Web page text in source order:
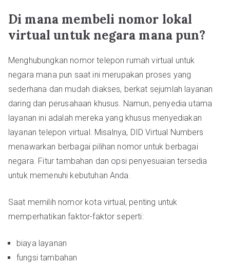
Di mana membeli nomor lokal
virtual untuk negara mana pun?
Menghubungkan nomor telepon rumah virtual untuk
negara mana pun saat ini merupakan proses yang
sederhana dan mudah diakses, berkat sejumlah layanan
daring dan perusahaan khusus. Namun, penyedia utama
layanan ini adalah mereka yang khusus menyediakan
layanan telepon virtual. Misalnya, DID Virtual Numbers
menawarkan berbagai pilihan nomor untuk berbagai
negara. Fitur tambahan dan opsi penyesuaian tersedia
untuk memenuhi kebutuhan Anda.
Saat memilih nomor kota virtual, penting untuk
memperhatikan faktor-faktor seperti:
biaya layanan
fungsi tambahan